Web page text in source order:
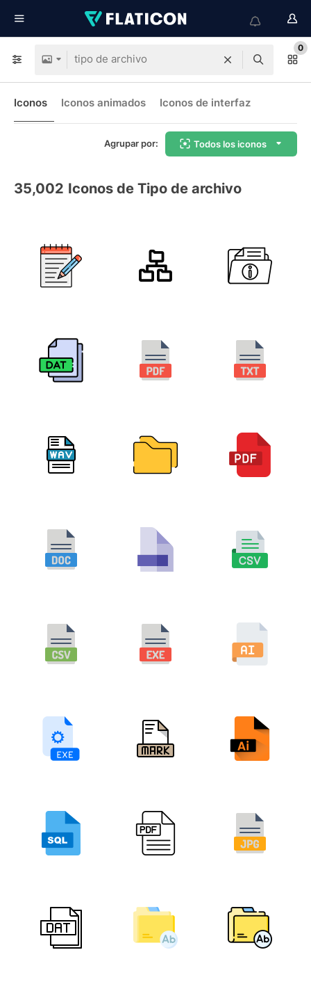
0
Iconos Iconos animados Iconos de interfaz
Agrupar por: Todos los iconos
35,002 Iconos de Tipo de archivo